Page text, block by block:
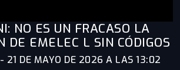
NO ES UN FRACASO LA
DE EMELEC L SIN CÓDIGOS
- 21 DE MAYO DE 2026 A LAS 13:02